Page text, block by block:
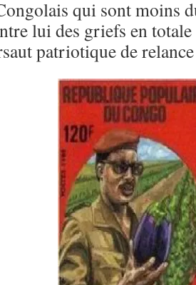
qui sont moins
lui des griefs en
patriotique de